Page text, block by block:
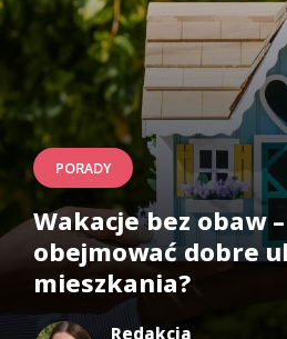
PORADY
Wakacje bez obaw
obejmować dobre
mieszkania?
Redakcja